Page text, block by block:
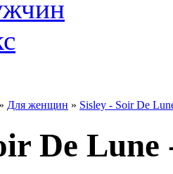
» Для женщин » Sisley - Soir De
De Lune